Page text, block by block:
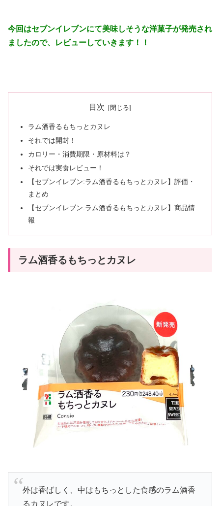
今回はセブンイレブンにて美味しそうな洋菓子が発売され
ましたので、レビューしていきます！！
目次
ラム酒香るもちっとカヌレ
それでは開封！
カロリー・消費期限・原材料は？
それでは実食レビュー！
【セブンイレブン:ラム酒香るもちっとカヌレ】評価・
まとめ
【セブンイレブン:ラム酒香るもちっとカヌレ】商品情
報
ラム酒香るもちっとカヌレ
外は香ばしく、中はもちっとした食感のラム酒香
るカヌレです。